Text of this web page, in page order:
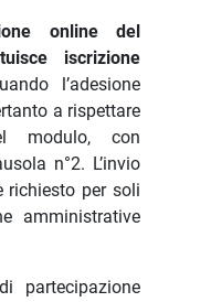
online del
iscrizione
l’adesione
a rispettare
modulo, con
n°2. L’invio
richiesto per soli
amministrative
partecipazione